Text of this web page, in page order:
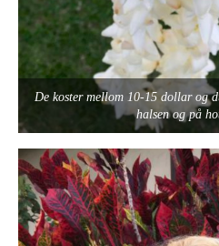
De koster mellom 10-15 dollar og
halsen og på